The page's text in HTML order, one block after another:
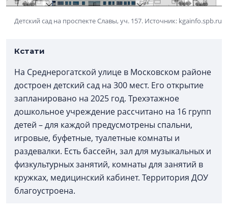
Детский сад на проспекте Славы, уч. 157. Источник: kgainfo.spb.ru
Кстати
На Среднерогатской улице в Московском районе
достроен детский сад на 300 мест. Его открытие
запланировано на 2025 год. Трехэтажное
дошкольное учреждение рассчитано на 16 групп
детей – для каждой предусмотрены спальни,
игровые, буфетные, туалетные комнаты и
раздевалки. Есть бассейн, зал для музыкальных и
физкультурных занятий, комнаты для занятий в
кружках, медицинский кабинет. Территория ДОУ
благоустроена.